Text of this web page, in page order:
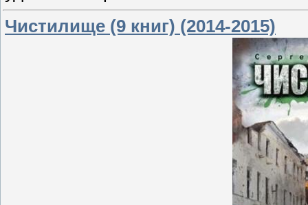
Чистилище (9 книг) (2014-2015)